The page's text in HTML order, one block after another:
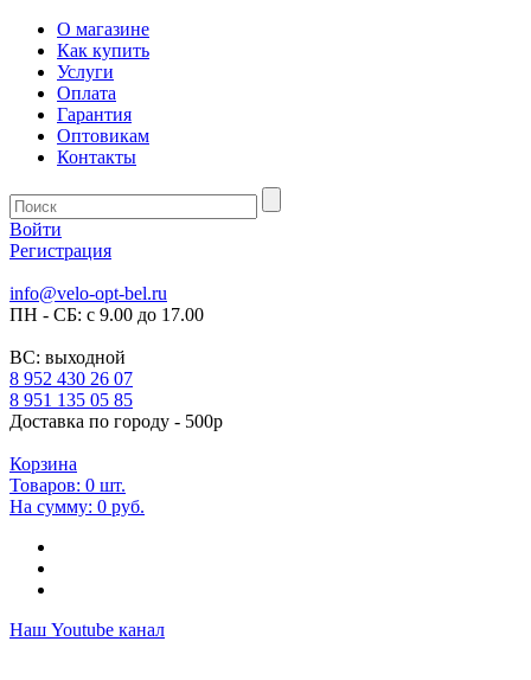
О магазине
Как купить
Услуги
Оплата
Гарантия
Оптовикам
Контакты
Войти
Регистрация
info@velo-opt-bel.ru
ПН - СБ: с 9.00 до 17.00
ВС: выходной
8 952 430 26 07
8 951 135 05 85
Доставка по городу - 500р
Корзина
Товаров: 0 шт.
На сумму: 0 руб.
Наш Youtube канал